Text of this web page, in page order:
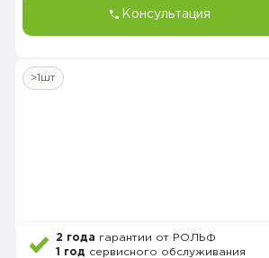
Консультация
>1шт
2 года гарантии от РОЛЬФ
1 год сервисного обслуживания